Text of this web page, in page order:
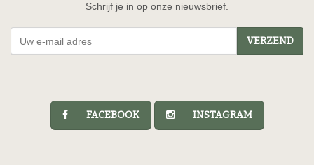
Schrijf je in op onze nieuwsbrief.
VERZEND
FACEBOOK INSTAGRAM